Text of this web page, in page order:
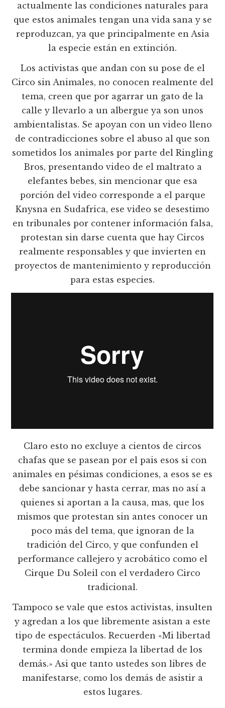
actualmente las condiciones naturales para
que estos animales tengan una vida sana y se
reproduzcan, ya que principalmente en Asia
la especie están en extinción.
Los activistas que andan con su pose de el
Circo sin Animales, no conocen realmente del
tema, creen que por agarrar un gato de la
calle y llevarlo a un albergue ya son unos
ambientalistas. Se apoyan con un video lleno
de contradicciones sobre el abuso al que son
sometidos los animales por parte del Ringling
Bros, presentando video de el maltrato a
elefantes bebes, sin mencionar que esa
porción del video corresponde a el parque
Knysna en Sudafrica, ese video se desestimo
en tribunales por contener información falsa,
protestan sin darse cuenta que hay Circos
realmente responsables y que invierten en
proyectos de mantenimiento y reproducción
para estas especies.
Claro esto no excluye a cientos de circos
chafas que se pasean por el pais esos si con
animales en pésimas condiciones, a esos se es
debe sancionar y hasta cerrar, mas no así a
quienes si aportan a la causa, mas, que los
mismos que protestan sin antes conocer un
poco más del tema, que ignoran de la
tradición del Circo, y que confunden el
performance callejero y acrobático como el
Cirque Du Soleil con el verdadero Circo
tradicional.
Tampoco se vale que estos activistas, insulten
y agredan a los que libremente asistan a este
tipo de espectáculos. Recuerden «Mi libertad
termina donde empieza la libertad de los
demás.» Asi que tanto ustedes son libres de
manifestarse, como los demás de asistir a
estos lugares.